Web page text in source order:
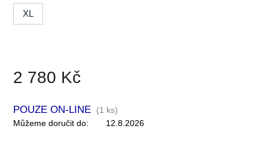
XL
2 780 Kč
POUZE ON-LINE (1 ks)
Můžeme doručit do:
12.8.2026